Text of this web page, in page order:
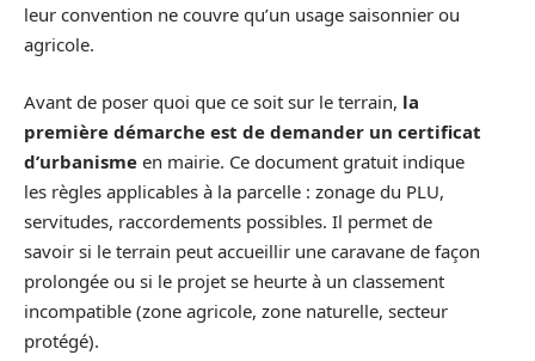
leur convention ne couvre qu’un usage saisonnier ou
agricole.
Avant de poser quoi que ce soit sur le terrain, la
première démarche est de demander un certificat
d’urbanisme en mairie. Ce document gratuit indique
les règles applicables à la parcelle : zonage du PLU,
servitudes, raccordements possibles. Il permet de
savoir si le terrain peut accueillir une caravane de façon
prolongée ou si le projet se heurte à un classement
incompatible (zone agricole, zone naturelle, secteur
protégé).